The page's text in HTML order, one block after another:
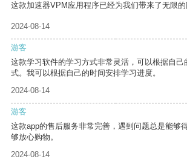
这款加速器VPM应用程序已经为我们带来了无限的
2024-08-14
游客
这款学习软件的学习方式非常灵活，可以根据自己
式。我可以根据自己的时间安排学习进度。
2024-08-14
游客
这款app的售后服务非常完善，遇到问题总是能够
够放心购物。
2024-08-14